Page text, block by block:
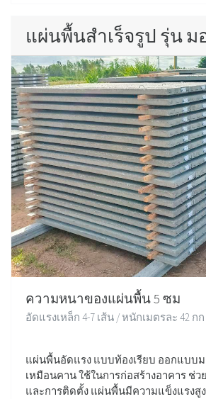
แผ่นพื้นสำเร็จรูป รุ่น ม
ความหนาของแผ่นพื้น 5 ซม
อัดแรงเหล็ก 4-7 เส้น / หนักเมตรละ 42 กก
แผ่นพื้นอัดแรง แบบท้องเรียบ ออกแบบ
เหมือนคาน ใช้ในการก่อสร้างอาคาร ช่ว
และการติดตั้ง แผ่นพื้นมีความแข็งแรงสูง